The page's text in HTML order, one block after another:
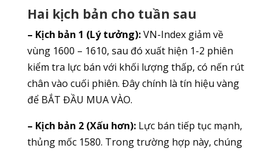
Hai kịch bản cho tuần sau
– Kịch bản 1 (Lý tưởng):VN-Index giảm về
vùng 1600 – 1610, sau đó xuất hiện 1-2 phiên
kiểm tra lực bán với khối lượng thấp, có nến rút
chân vào cuối phiên. Đây chính là tín hiệu vàng
để BẮT ĐẦU MUA VÀO.
– Kịch bản 2 (Xấu hơn):Lực bán tiếp tục mạnh,
thủng mốc 1580. Trong trường hợp này, chúng